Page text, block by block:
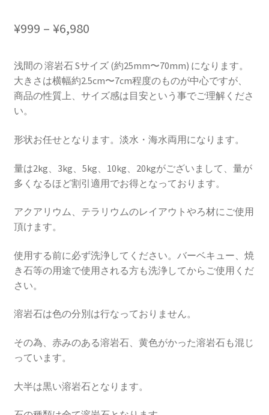
¥999 – ¥6,980価
帯:
¥999
¥6,980
浅間の 溶岩石 Sサイズ (約25mm〜70mm) になります。
大きさは横幅約2.5cm〜7cm程度のものが中心ですが、
商品の性質上、サイズ感は目安という事でご理解くださ
い。
形状お任せとなります。淡水・海水両用になります。
量は2kg、3kg、5kg、10kg、20kgがございまして、量が
多くなるほど割引適用でお得となっております。
アクアリウム、テラリウムのレイアウトやろ材にご使用
頂けます。
使用する前に必ず洗浄してください。バーベキュー、焼
き石等の用途で使用される方も洗浄してからご使用くだ
さい。
溶岩石は色の分別は行なっておりません。
その為、赤みのある溶岩石、黄色がかった溶岩石も混じ
っています。
大半は黒い溶岩石となります。